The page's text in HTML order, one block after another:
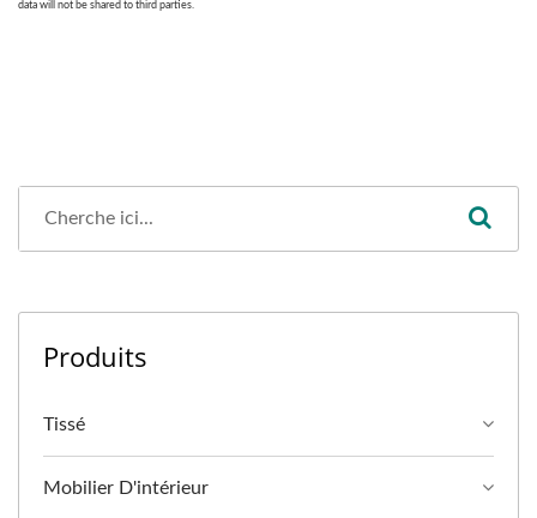
Produits
Tissé
Mobilier D'intérieur